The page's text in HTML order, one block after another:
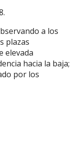
a los
plazas
elevada
hacia la baja;
por los